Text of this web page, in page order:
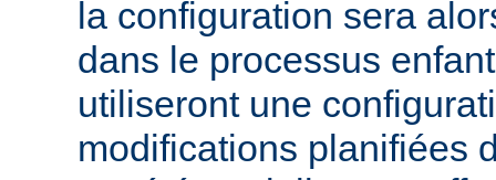
la configuration sera
dans le processus
utiliseront une
modifications planifiées